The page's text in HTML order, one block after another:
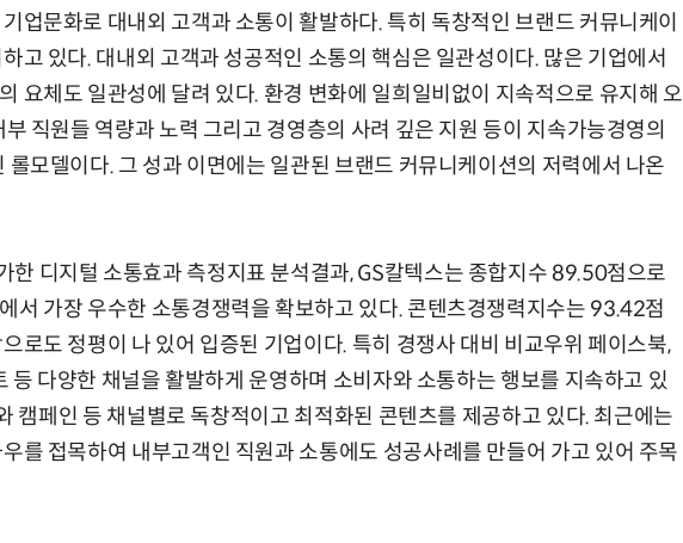
업문화로 대내외 고객과 소통이 활발하다. 특히 독창적인 브랜드 커뮤니케이
고 있다. 대내외 고객과 성공적인 소통의 핵심은 일관성이다. 많은 기업에서
요체도 일관성에 달려 있다. 환경 변화에 일희일비없이 지속적으로 유지해 오
직원들 역량과 노력 그리고 경영층의 사려 깊은 지원 등이 지속가능경영의
롤모델이다. 그 성과 이면에는 일관된 브랜드 커뮤니케이션의 저력에서 나온
한 디지털 소통효과 측정지표 분석결과, GS칼텍스는 종합지수 89.50점으로
서 가장 우수한 소통경쟁력을 확보하고 있다. 콘텐츠경쟁력지수는 93.42점
로도 정평이 나 있어 입증된 기업이다. 특히 경쟁사 대비 비교우위 페이스북,
등 다양한 채널을 활발하게 운영하며 소비자와 소통하는 행보를 지속하고 있
캠페인 등 채널별로 독창적이고 최적화된 콘텐츠를 제공하고 있다. 최근에는
를 접목하여 내부고객인 직원과 소통에도 성공사례를 만들어 가고 있어 주목